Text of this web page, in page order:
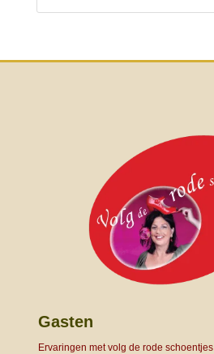
Gasten
Ervaringen met volg de rode schoentjes